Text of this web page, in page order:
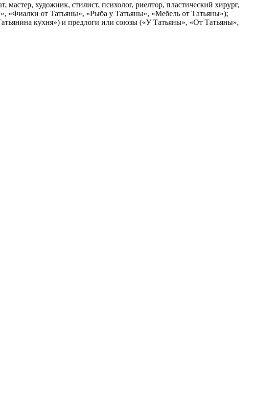
художник, стилист, психолог, риелтор, пластический хирург,
«Фиалки от Татьяны», «Рыба у Татьяны», «Мебель от Татьяны»);
кухня») и предлоги или союзы («У Татьяны», «От Татьяны»,